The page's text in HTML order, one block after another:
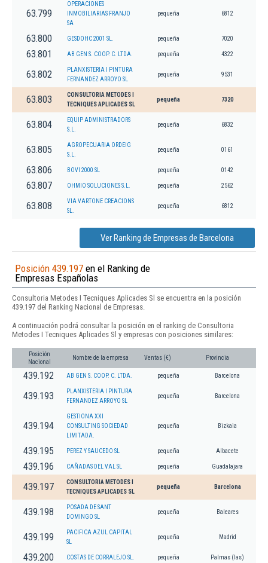
63.799
OPERACIONES
INMOBILIARIAS FRANJO
SA
pequeña 6812
63.800 GESDOHC 2001 SL. pequeña 7020
63.801 AB GEN S. COOP. C. LTDA. pequeña 4322
63.802
PLANXISTERIA I PINTURA
FERNANDEZ ARROYO SL
pequeña 9531
63.803
CONSULTORIA METODES I
TECNIQUES APLICADES SL
pequeña 7320
63.804
EQUIP ADMINISTRADORS
S.L.
pequeña 6832
63.805
AGROPECUARIA ORDEIG
S.L.
pequeña 0161
63.806 BOVI 2000 SL pequeña 0142
63.807 OHMIO SOLUCIONES S.L. pequeña 2562
63.808
VIA VARTONE CREACIONS
SL.
pequeña 6812
Ver Ranking de Empresas de Barcelona
Posición 439.197 en el Ranking de
Empresas Españolas
Consultoria Metodes I Tecniques Aplicades Sl se encuentra en la posición
439.197 del Ranking Nacional de Empresas.
A continuación podrá consultar la posición en el ranking de Consultoria
Metodes I Tecniques Aplicades Sl y empresas con posiciones similares:
Posición
Nacional
Nombre de la empresa Ventas (€) Provincia
439.192 AB GEN S. COOP. C. LTDA. pequeña Barcelona
439.193
PLANXISTERIA I PINTURA
FERNANDEZ ARROYO SL
pequeña Barcelona
439.194
GESTIONA XXI
CONSULTING SOCIEDAD
LIMITADA.
pequeña Bizkaia
439.195 PEREZ Y SAUCEDO SL pequeña Albacete
439.196 CAÑADAS DEL VAL SL pequeña Guadalajara
439.197
CONSULTORIA METODES I
TECNIQUES APLICADES SL
pequeña Barcelona
439.198
POSADA DE SANT
DOMINGO SL
pequeña Baleares
439.199
PACIFICA AZUL CAPITAL
SL
pequeña Madrid
439.200 COSTAS DE CORRALEJO SL. pequeña Palmas (las)